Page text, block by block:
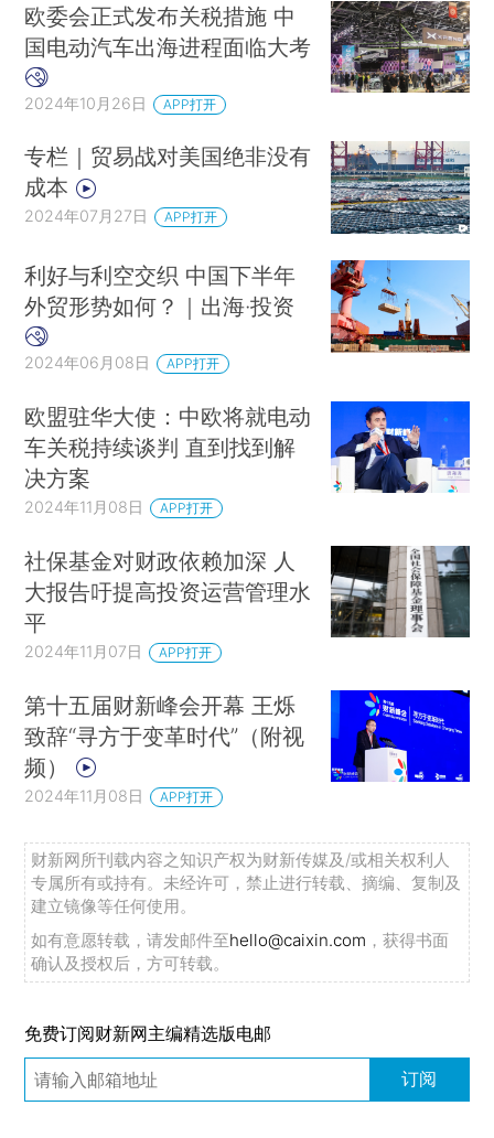
欧委会正式发布关税措施 中
国电动汽车出海进程面临大考
2024年10月26日 APP打开
专栏｜贸易战对美国绝非没有
成本
2024年07月27日 APP打开
利好与利空交织 中国下半年
外贸形势如何？｜出海·投资
2024年06月08日 APP打开
欧盟驻华大使：中欧将就电动
车关税持续谈判 直到找到解
决方案
2024年11月08日 APP打开
社保基金对财政依赖加深 人
大报告吁提高投资运营管理水
平
2024年11月07日 APP打开
第十五届财新峰会开幕 王烁
致辞“寻方于变革时代”（附视
频）
2024年11月08日 APP打开
财新网所刊载内容之知识产权为财新传媒及/或相关权利人
专属所有或持有。未经许可，禁止进行转载、摘编、复制及
建立镜像等任何使用。
如有意愿转载，请发邮件至hello@caixin.com ，获得书面
确认及授权后，方可转载。
免费订阅财新网主编精选版电邮
订阅